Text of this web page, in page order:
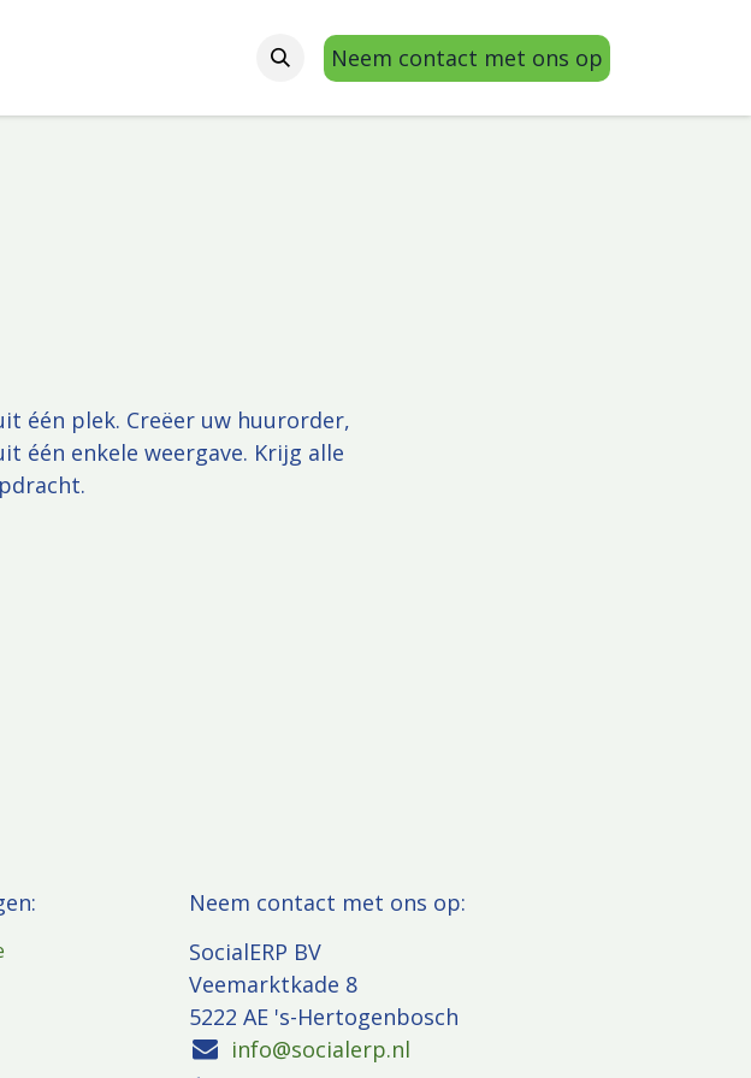
Neem contact met ons op
één plek. Creëer uw huurorder,
één enkele weergave. Krijg alle
​Neem contact met ons op:
SocialERP BV
Veemarktkade 8
5222 AE 's-Hertogenbosch
info@socialerp.nl